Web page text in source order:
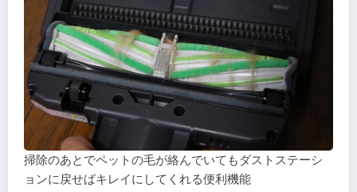
掃除のあとでペットの毛が絡んでいてもダストステーシ
ョンに戻せばキレイにしてくれる便利機能